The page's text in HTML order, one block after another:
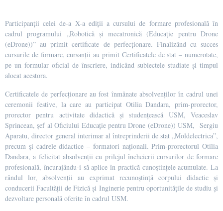
Participanții celei de-a X-a ediții a cursului de formare profesională în
cadrul programului „Robotică și mecatronică (Educație pentru Drone
(eDrone))” au primit certificate de perfecționare. Finalizând cu succes
cursurile de formare, cursanții au primit Certificatele de stat – numerotate,
pe un formular oficial de înscriere, indicând subiectele studiate și timpul
alocat acestora.
Certificatele de perfecționare au fost înmânate absolvenților în cadrul unei
ceremonii festive, la care au participat Otilia Dandara, prim-prorector,
prorector pentru activitate didactică și studențească USM, Veaceslav
Sprincean, șef al Oficiului Educație pentru Drone (eDrone)) USM, Sergiu
Aparatu, director general interimar al întreprinderii de stat „Moldelectrica”,
precum și cadrele didactice – formatori naționali. Prim-prorectorul Otilia
Dandara, a felicitat absolvenții cu prilejul încheierii cursurilor de formare
profesională, încurajându-i să aplice în practică cunoștințele acumulate. La
rândul lor, absolvenții au exprimat recunoștință corpului didactic și
conducerii Facultății de Fizică și Inginerie pentru oportunitățile de studiu și
dezvoltare personală oferite în cadrul USM.